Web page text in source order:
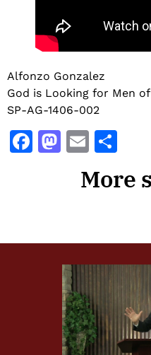
Alfonzo Gonzalez
God is Looking for Men
SP-AG-1406-002
Facebook
Email
More